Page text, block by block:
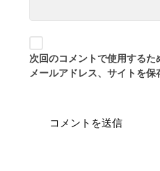
次回のコメントで使用するた
メールアドレス、サイトを保